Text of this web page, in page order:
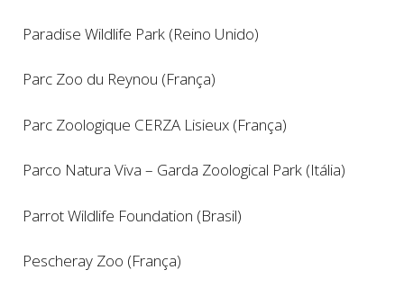
Paradise Wildlife Park (Reino Unido)
Parc Zoo du Reynou (França)
Parc Zoologique CERZA Lisieux (França)
Parco Natura Viva – Garda Zoological Park (Itália)
Parrot Wildlife Foundation (Brasil)
Pescheray Zoo (França)